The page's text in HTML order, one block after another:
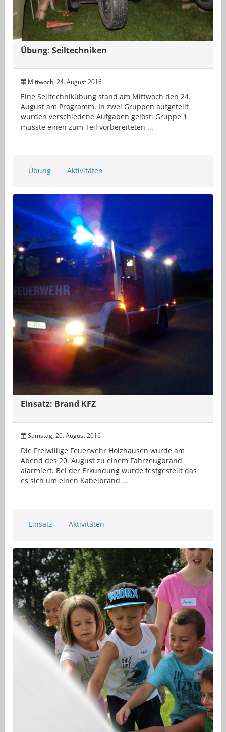
Übung: Seiltechniken
Mittwoch, 24. August 2016
Eine Seiltechnikübung stand am Mittwoch den 24.
August am Programm. In zwei Gruppen aufgeteilt
wurden verschiedene Aufgaben gelöst. Gruppe 1
musste einen zum Teil vorbereiteten ...
Übung Aktivitäten
Einsatz: Brand KFZ
Samstag, 20. August 2016
Die Freiwillige Feuerwehr Holzhausen wurde am
Abend des 20. August zu einem Fahrzeugbrand
alarmiert. Bei der Erkundung wurde festgestellt das
es sich um einen Kabelbrand ...
Einsatz Aktivitäten